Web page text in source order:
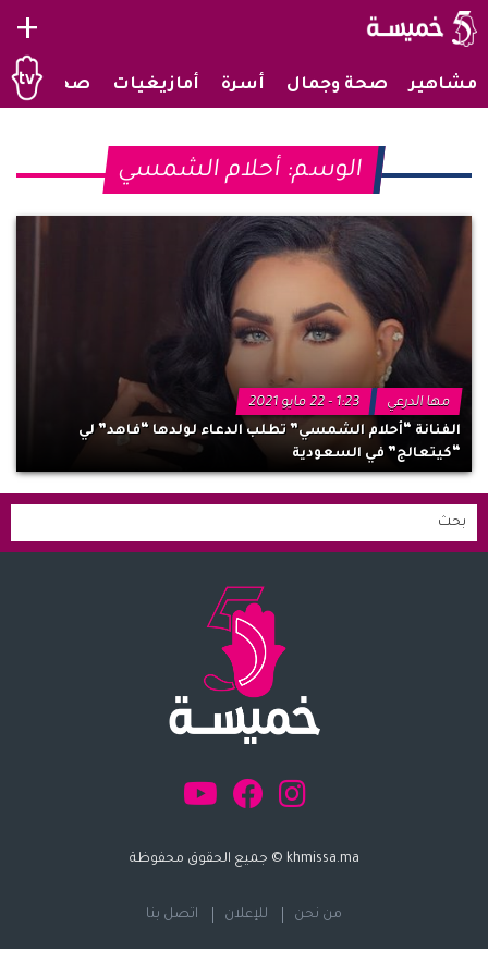
+
مشاهير صحة وجمال أسرة أمازيغيات صحراويات
الوسم:أحلام الشمسي
مها الدرعي
1:23 - 22 مايو 2021
الفنانة “أحلام الشمسي” تطلب الدعاء لولدها “فاهد” لي
“كيتعالج” في السعودية
khmissa.ma © جميع الحقوق محفوظة
من نحن للإعلان اتصل بنا